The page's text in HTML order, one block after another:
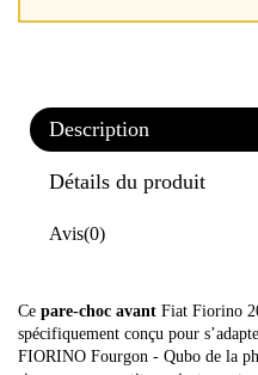
Description
Détails du produit
Avis(0)
Ce pare-choc avant Fiat Fiorino
spécifiquement conçu pour
FIORINO Fourgon - Qubo de la